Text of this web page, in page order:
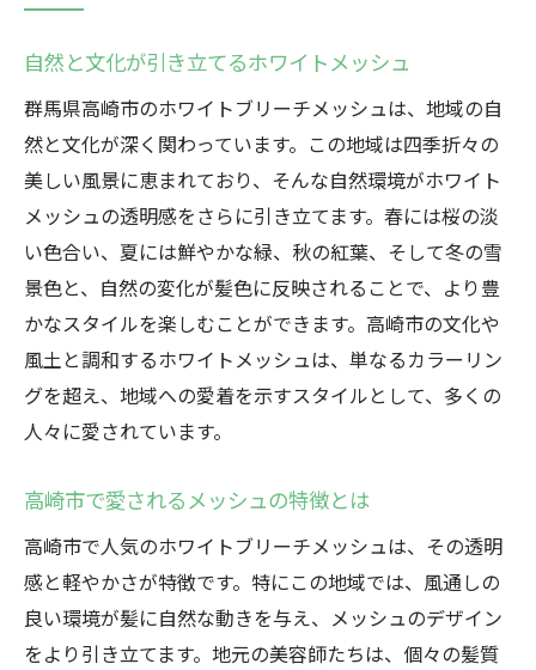
自然と文化が引き立てるホワイトメッシュ
群馬県高崎市のホワイトブリーチメッシュは、地域の自
然と文化が深く関わっています。この地域は四季折々の
美しい風景に恵まれており、そんな自然環境がホワイト
メッシュの透明感をさらに引き立てます。春には桜の淡
い色合い、夏には鮮やかな緑、秋の紅葉、そして冬の雪
景色と、自然の変化が髪色に反映されることで、より豊
かなスタイルを楽しむことができます。高崎市の文化や
風土と調和するホワイトメッシュは、単なるカラーリン
グを超え、地域への愛着を示すスタイルとして、多くの
人々に愛されています。
高崎市で愛されるメッシュの特徴とは
高崎市で人気のホワイトブリーチメッシュは、その透明
感と軽やかさが特徴です。特にこの地域では、風通しの
良い環境が髪に自然な動きを与え、メッシュのデザイン
をより引き立てます。地元の美容師たちは、個々の髪質